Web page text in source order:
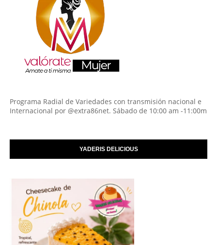
Programa Radial de Variedades con transmisión nacional e
Internacional por @extra86net. Sábado de 10:00 am -11:00m
YADERIS DELICIOUS